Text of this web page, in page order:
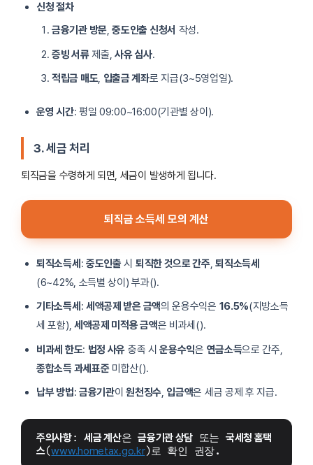
신청 절차
금융기관 방문,중도인출 신청서 작성.
증빙 서류제출, 사유 심사.
적립금 매도, 입출금 계좌로 지급(3~5영업일).
운영 시간: 평일 09:00~16:00(기관별 상이).
3. 세금 처리
퇴직금을 수령하게 되면, 세금이 발생하게 됩니다.
퇴직금 소득세 모의 계산
퇴직소득세 : 중도인출 시 퇴직한 것으로 간주,퇴직소득세
(6~42%, 소득별 상이) 부과().
기타소득세 : 세액공제 받은 금액의 운용수익은 16.5%(지방소득
세 포함), 세액공제 미적용 금액은 비과세().
비과세 한도: 법정 사유 충족 시운용수익은 연금소득으로 간주,
종합소득 과세표준미합산().
납부 방법: 금융기관이원천징수, 입금액은 세금 공제 후 지급.
주의사항: 세금 계산은 금융기관 상담 또는 국세청 홈택
스(www.hometax.go.kr)로 확인 권장.